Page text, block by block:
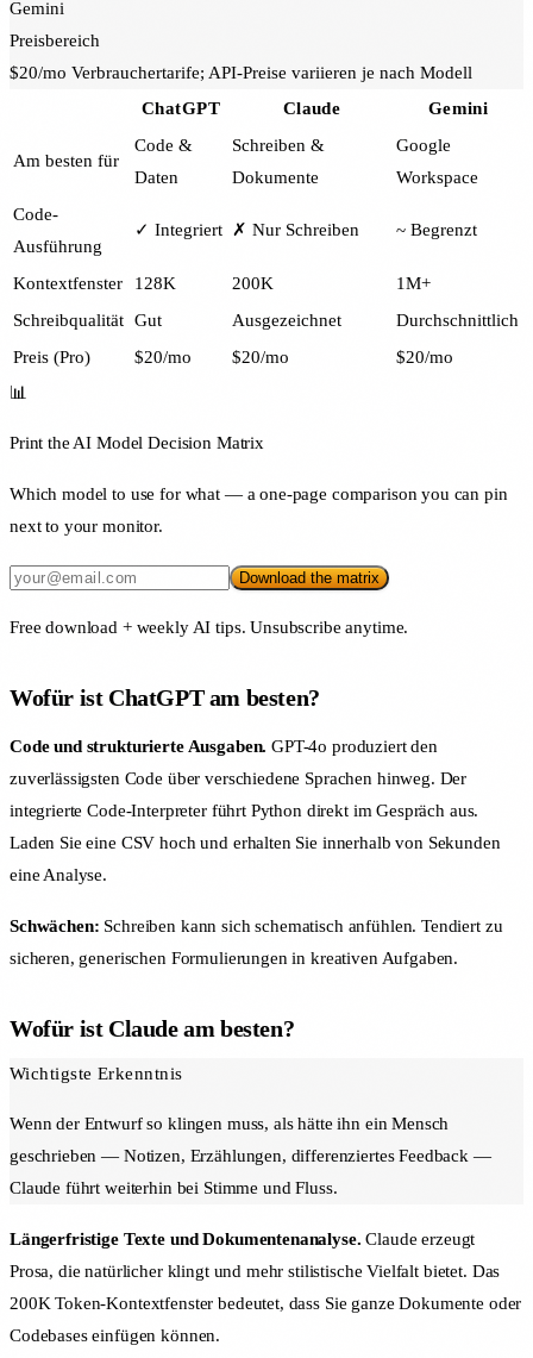
Gemini
Preisbereich
$20/mo Verbrauchertarife; API-Preise variieren je nach Modell
ChatGPT
Claude Gemini
Am besten für
Code &
Daten
Schreiben &
Dokumente
Google
Workspace
Code-
Ausführung
✓ Integriert ✗ Nur Schreiben ~ Begrenzt
Kontextfenster 128K 200K
1M+
Schreibqualität Gut Ausgezeichnet
Durchschnittlich
Preis (Pro)
$20/mo $20/mo
$20/mo
📊
Print the AI Model Decision Matrix
Which model to use for what — a one-page comparison you can pin
next to your monitor.
Download the matrix
Free download + weekly AI tips. Unsubscribe anytime.
Wofür ist ChatGPT am besten?
Code und strukturierte Ausgaben. GPT-4o produziert den
zuverlässigsten Code über verschiedene Sprachen hinweg. Der
integrierte Code-Interpreter führt Python direkt im Gespräch aus.
Laden Sie eine CSV hoch und erhalten Sie innerhalb von Sekunden
eine Analyse.
Schwächen: Schreiben kann sich schematisch anfühlen. Tendiert zu
sicheren, generischen Formulierungen in kreativen Aufgaben.
Wofür ist Claude am besten?
Wichtigste Erkenntnis
Wenn der Entwurf so klingen muss, als hätte ihn ein Mensch
geschrieben — Notizen, Erzählungen, differenziertes Feedback —
Claude führt weiterhin bei Stimme und Fluss.
Längerfristige Texte und Dokumentenanalyse. Claude erzeugt
Prosa, die natürlicher klingt und mehr stilistische Vielfalt bietet. Das
200K Token-Kontextfenster bedeutet, dass Sie ganze Dokumente oder
Codebases einfügen können.